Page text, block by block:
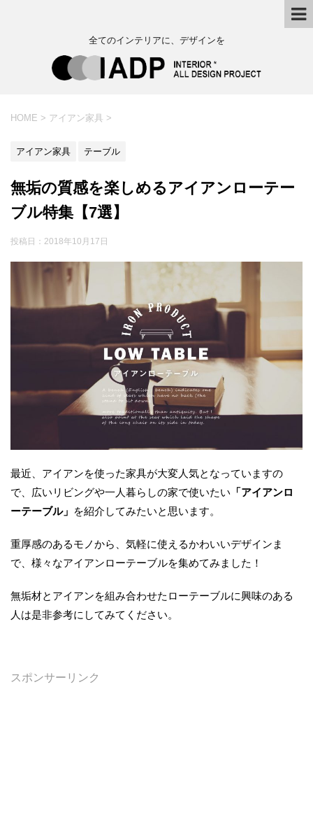
全てのインテリアに、デザインを
HOME > アイアン家具 >
アイアン家具 テーブル
無垢の質感を楽しめるアイアンローテー
ブル特集【7選】
投稿日： 2018年10月17日
最近、アイアンを使った家具が大変人気となっていますの
で、広いリビングや一人暮らしの家で使いたい 「アイアンロ
ーテーブル」 を紹介してみたいと思います。
重厚感のあるモノから、気軽に使えるかわいいデザインま
で、様々なアイアンローテーブルを集めてみました！
無垢材とアイアンを組み合わせたローテーブルに興味のある
人は是非参考にしてみてください。
スポンサーリンク